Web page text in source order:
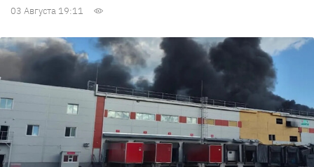
03 Августа 19:11